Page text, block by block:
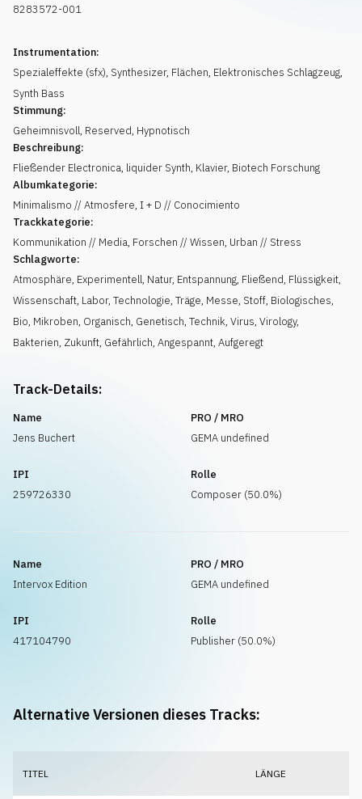
8283572-001
Instrumentation:
Spezialeffekte (sfx), Synthesizer, Flächen, Elektronisches Schlagzeug,
Synth Bass
Stimmung:
Geheimnisvoll, Reserved, Hypnotisch
Beschreibung:
Fließender Electronica, liquider Synth, Klavier, Biotech Forschung
Albumkategorie:
Minimalismo // Atmosfere, I + D // Conocimiento
Trackkategorie:
Kommunikation // Media, Forschen // Wissen, Urban // Stress
Schlagworte:
Atmosphäre, Experimentell, Natur, Entspannung, Fließend, Flüssigkeit,
Wissenschaft, Labor, Technologie, Träge, Messe, Stoff, Biologisches,
Bio, Mikroben, Organisch, Genetisch, Technik, Virus, Virology,
Bakterien, Zukunft, Gefährlich, Angespannt, Aufgeregt
Track-Details:
Name
Jens Buchert
PRO / MRO
GEMA undefined
IPI
259726330
Rolle
Composer (50.0%)
Name
Intervox Edition
PRO / MRO
GEMA undefined
IPI
417104790
Rolle
Publisher (50.0%)
Alternative Versionen dieses Tracks:
TITEL LÄNGE